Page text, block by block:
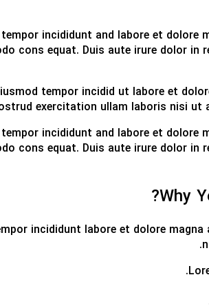
incididunt and labore et dolore
cons equat. Duis aute irure dolor in
tempor incidid ut labore et
exercitation ullam laboris nisi ut
incididunt and labore et dolore
cons equat. Duis aute irure dolor in
Why
incididunt labore et dolore magna